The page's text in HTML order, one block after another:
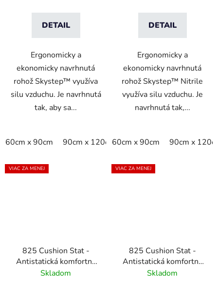
DETAIL
Ergonomicky a
ekonomicky navrhnutá
rohož Skystep™ využíva
silu vzduchu. Je navrhnutá
tak, aby sa...
60cm x 90cm 90cm x 120cm 90cm x 150cm
DETAIL
Ergonomicky a
ekonomicky navrhnutá
rohož Skystep™ Nitrile
využíva silu vzduchu. Je
navrhnutá tak,...
60cm x 90cm 90cm x
VIAC ZA MENEJ
825 Cushion Stat -
Antistatická komfortná
rohož - čierna/žltá
Skladom
VIAC ZA MENEJ
825 Cushion Stat -
Antistatická komfortná
rohož - sivá
Skladom